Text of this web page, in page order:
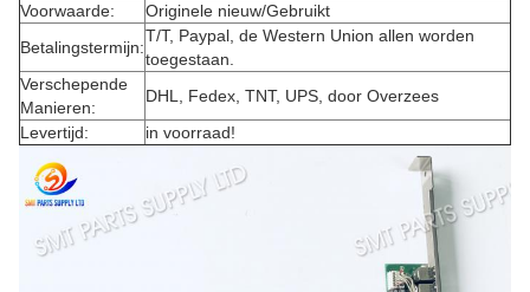
Voorwaarde:
Originele nieuw/Gebruikt
Betalingstermijn:
T/T, Paypal, de Western Union allen worden
toegestaan.
Verschepende
Manieren:
DHL, Fedex, TNT, UPS, door Overzees
Levertijd:
in voorraad!